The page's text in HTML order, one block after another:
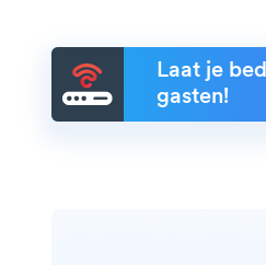
Laat je
gasten!